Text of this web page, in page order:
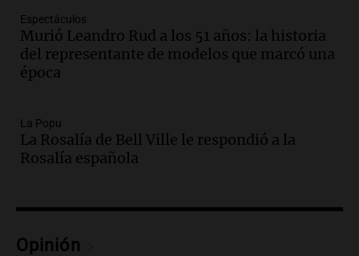
Luis a partir de agosto por nueva
regulación de la energía
Panorama Federal
Episodios
buscar ayuda el último año”
La Argentina, hoy
Episodios
Noticias Rosario
Espectáculos
Murió Leandro Rud a los 51 años: la historia
del representante de modelos que marcó una
época
La Popu
La Rosalía de Bell Ville le respondió a la
Rosalía española
Opinión